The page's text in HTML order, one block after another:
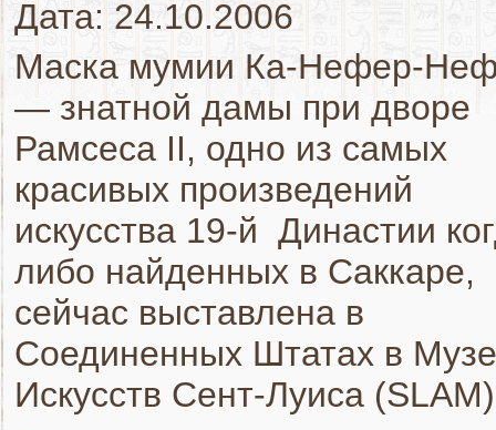
Дата: 24.10.2006
Маска мумии Ка-Нефер-
— знатной дамы при дворе
Рамсеса II, одно из самых
красивых произведений
искусства 19-й Династии
либо найденных в Саккаре,
сейчас выставлена в
Соединенных Штатах в
Искусств Сент-Луиса